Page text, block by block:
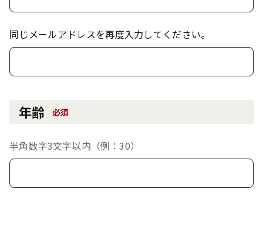
同じメールアドレスを再度入力してください。
年齢 必須
半角数字3文字以内（例：30）